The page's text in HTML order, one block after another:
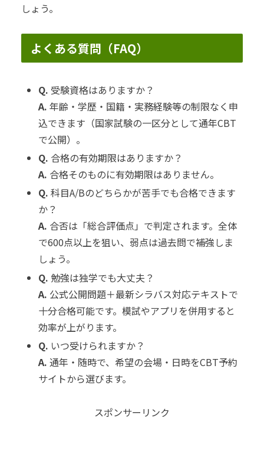
しょう。
よくある質問（FAQ）
Q. 受験資格はありますか？
A. 年齢・学歴・国籍・実務経験等の制限なく申
込できます（国家試験の一区分として通年CBT
で公開）。
Q. 合格の有効期限はありますか？
A. 合格そのものに有効期限はありません。
Q. 科目A/Bのどちらかが苦手でも合格できます
か？
A. 合否は「総合評価点」で判定されます。全体
で600点以上を狙い、弱点は過去問で補強しま
しょう。
Q. 勉強は独学でも大丈夫？
A. 公式公開問題＋最新シラバス対応テキストで
十分合格可能です。模試やアプリを併用すると
効率が上がります。
Q. いつ受けられますか？
A. 通年・随時で、希望の会場・日時をCBT予約
サイトから選びます。
スポンサーリンク